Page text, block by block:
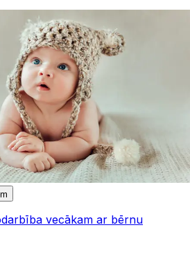
vecākam ar bērnu